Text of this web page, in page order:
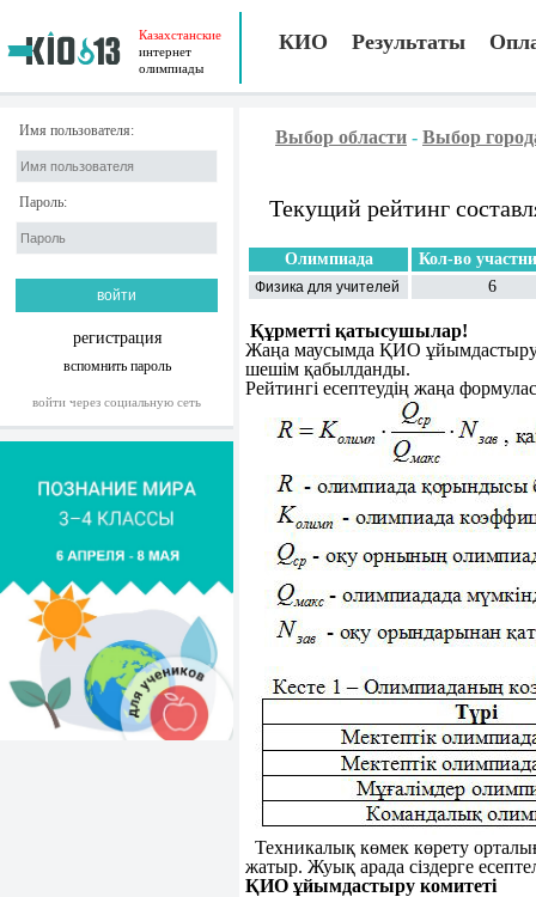
Казахстанские
интернет
олимпиады
КИО Результаты
Имя пользователя:
Пароль:
регистрация
вспомнить пароль
войти через социальную сеть
Выбор области - Выбор
Текущий рейтинг
Олимпиада Кол-во
Физика для учителей 6
Құрметті қатысушылар!
Жаңа маусымда ҚИО ұйымдастыру
шешім қабылданды.
Рейтингі есептеудің жаңа
Техникалық көмек көрету
жатыр. Жуық арада сіздерге
ҚИО ұйымдастыру комитеті